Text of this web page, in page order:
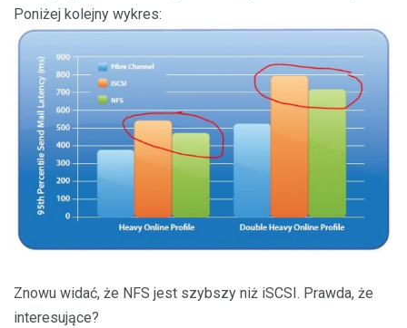
Poniżej kolejny wykres:
Znowu widać, że NFS jest szybszy niż iSCSI. Prawda, że
interesujące?